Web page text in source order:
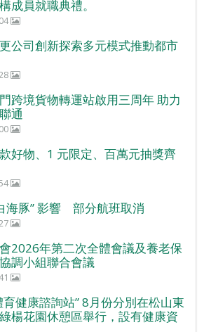
成員就職典禮。
公司創新探索多元模式推動都市
跨境貨物轉運站啟用三周年 助力
通
好物、1 元限定、百萬元抽獎齊
海豚” 影響 部分航班取消
2026年第二次全體會議及養老保
調小組聯合會議
育健康諮詢站” 8月份分別在松山東
楊花園休憩區舉行，設有健康資